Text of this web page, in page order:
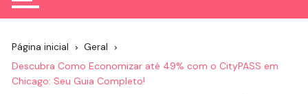
Página inicial
Geral
Descubra Como Economizar até 49% com o CityPASS em
Chicago: Seu Guia Completo!